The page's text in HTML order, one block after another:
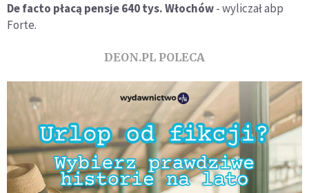
De facto płacą pensje 640 tys. Włochów- wyliczał abp
Forte.
DEON.PL POLECA